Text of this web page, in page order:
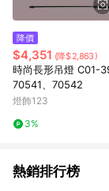
(6) 導購訂單已逾
點數回饋或點數回饋
追訴之權利，活動詳
降價
$4,351 (降$2,863)
時尚長形吊燈 C01-
70541、70542
燈飾123
3%
熱銷排行榜